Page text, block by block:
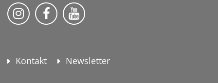
KEB Bildung Leben auf Instagram
KEB Bildung Leben auf Facebook
KEB Bildung Leben auf
Kontakt Newsletter